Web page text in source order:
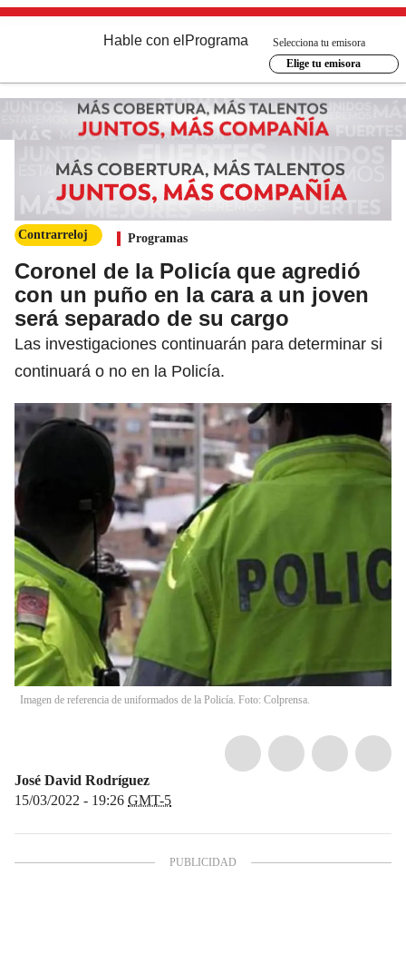
Hable con el Programa
Selecciona tu emisora
Elige tu emisora
Contrarreloj Programas
Coronel de la Policía que agredió
con un puño en la cara a un joven
será separado de su cargo
Las investigaciones continuarán para determinar si
continuará o no en la Policía.
Imagen de referencia de uniformados de la Policía. Foto: Colprensa.
José David Rodríguez
15/03/2022 - 19:26 GMT-5